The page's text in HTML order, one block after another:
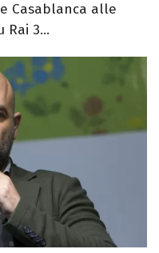
Casablanca alle
3...